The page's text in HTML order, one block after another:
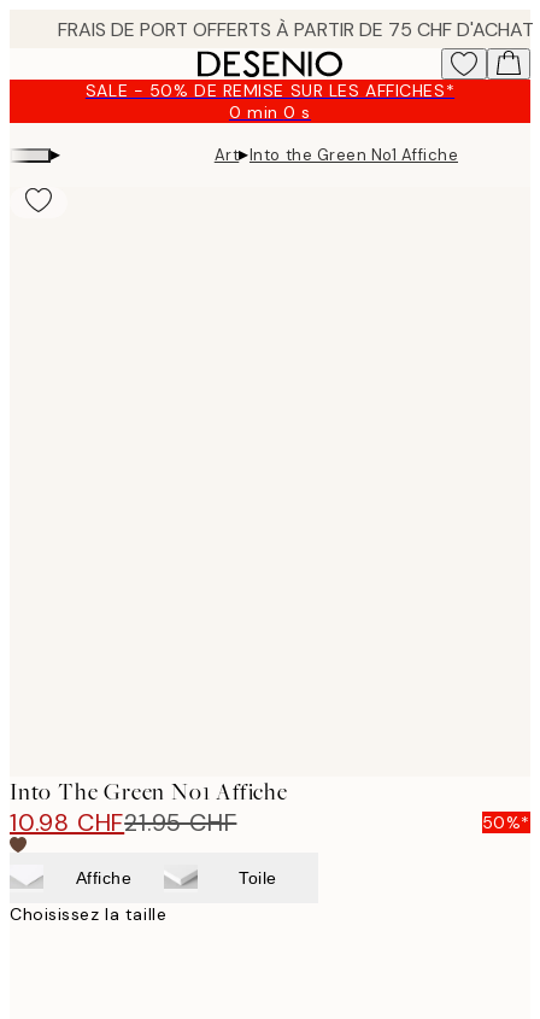
content.SALE - 50% DE REMISE SUR LES AFFICHES*
0 min0 s
Valable
jusqu'au
:
▸ Art▸Into the Green No1 Affiche
Into The Green No1 Affiche
10.98 CHF21.95 CHF 50%*
Affiche Toile
Choisissez la taille